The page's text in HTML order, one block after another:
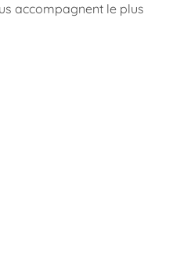
accompagnent le plus